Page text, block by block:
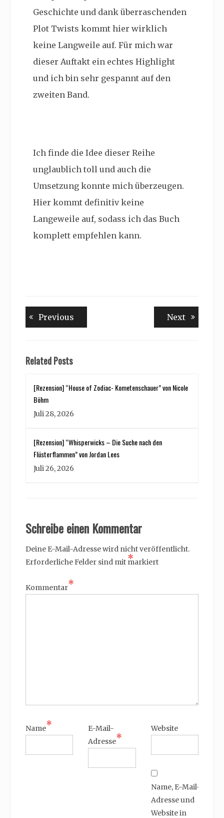
Geschichte und dank überraschenden
Plot Twists kommt hier wirklich
keine Langweile auf. Für mich war
dieser Auftakt ein echtes Highlight
und ich bin sehr gespannt auf den
zweiten Band.
Ich finde die Idee dieser Reihe
unglaublich toll und auch die
Umsetzung konnte mich überzeugen.
Hier kommt definitiv keine
Langeweile auf, sodass ich das Buch
komplett empfehlen kann.
Beitragsnavigation
Previous NextNext
Related Posts
[Rezension] “House of Zodiac- Kometenschauer” von Nicole
Böhm
Juli 28, 2026
[Rezension] “Whisperwicks – Die Suche nach den
Flüsterflammen” von Jordan Lees
Juli 26, 2026
Schreibe einen Kommentar
Deine E-Mail-Adresse wird nicht veröffentlicht.
Erforderliche Felder sind mit *
markiert
Kommentar*
Name*
E-Mail-
Adresse*
Website
Name, E-Mail-
Adresse und
Website in